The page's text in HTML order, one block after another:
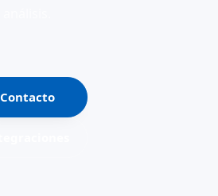
Contacto